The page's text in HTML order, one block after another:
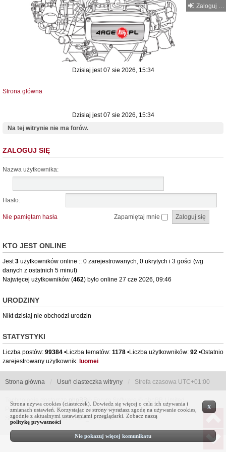
Zaloguj się
Dzisiaj jest 07 sie 2026, 15:34
Strona główna
Dzisiaj jest 07 sie 2026, 15:34
Na tej witrynie nie ma forów.
ZALOGUJ SIĘ
Nazwa użytkownika:
Hasło:
Nie pamiętam hasła Zapamiętaj mnie
KTO JEST ONLINE
Jest3 użytkowników online :: 0 zarejestrowanych, 0 ukrytych i 3 gości (wg
danych z ostatnich 5 minut)
Najwięcej użytkowników (462) było online 27 cze 2026, 09:46
URODZINY
Nikt dzisiaj nie obchodzi urodzin
STATYSTYKI
Liczba postów: 99384 •Liczba tematów: 1178 •Liczba użytkowników: 92 •Ostatnio
zarejestrowany użytkownik: luomei
Strona główna Usuń ciasteczka witryny Strefa czasowa UTC+01:00
Technologię dostarcza phpBB ® Forum Software © phpBB Limited
Polski pakiet językowy dostarczaphpBB.pl
Style by Sznaps based on we_universal
X
Strona używa cookies (ciasteczek). Dowiedz się więcej o celu ich używania i
zmianach ustawień. Korzystając ze strony wyrażasz zgodę na używanie cookies,
zgodnie z aktualnymi ustawieniami przeglądarki. Zobacz naszą
politykę prywatności
Nie pokazuj więcej komunikatu